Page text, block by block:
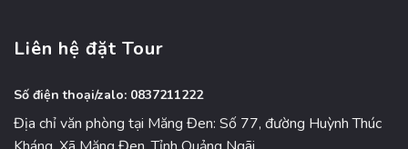
Liên hệ đặt Tour
Số điện thoại/zalo: 0837211222
Địa chỉ văn phòng tại Măng Đen: Số 77, đường Huỳnh Thúc